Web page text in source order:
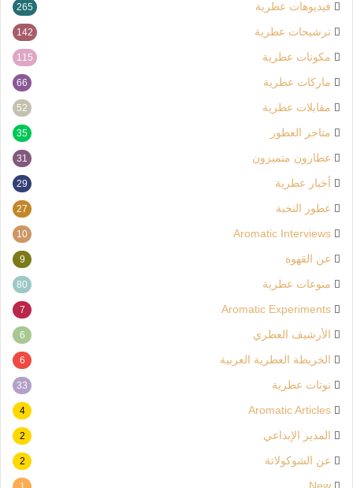
فيديوهات عطرية 265
ترشيحات عطرية 142
مكونات عطرية 115
ماركات عطرية 66
مقابلات عطرية 52
متاجر العطور 35
عطارون متميزون 31
أخبار عطرية 29
عطور النخبة 27
Aromatic Interviews
10
عن القهوة 9
منوعات عطرية 80
Aromatic Experiments
7
الأرشيف العطري 6
الخريطة العطرية العربية 6
نوتات عطرية 33
Aromatic Articles
4
المدير الإبداعي 2
عن الشوكولاتة 2